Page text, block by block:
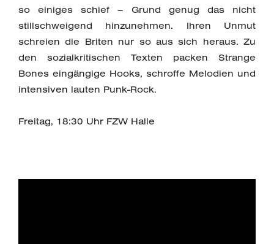
so einiges schief – Grund genug das nicht
stillschweigend hinzunehmen. Ihren Unmut
schreien die Briten nur so aus sich heraus. Zu
den sozialkritischen Texten packen Strange
Bones eingängige Hooks, schroffe Melodien und
intensiven lauten Punk-Rock.
Freitag, 18:30 Uhr FZW Halle